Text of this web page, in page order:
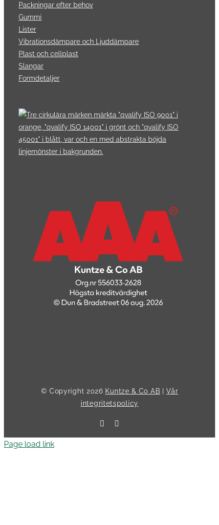
Packningar efter behov
Gummi
Lister
Vibrationsdämpare och Ljuddämpare
Plast och cellplast
Slangar
Formdetaljer
© Copyright 2026 Kuntze & Co AB |Vår
integritetspolicy
Facebook
Page load link